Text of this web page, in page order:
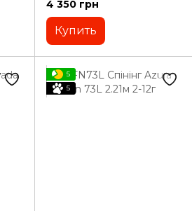
4 350 грн
Купить
5
5